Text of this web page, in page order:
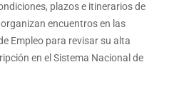
plazos e itinerarios de
encuentros en las
Empleo para revisar su alta
en el Sistema Nacional de